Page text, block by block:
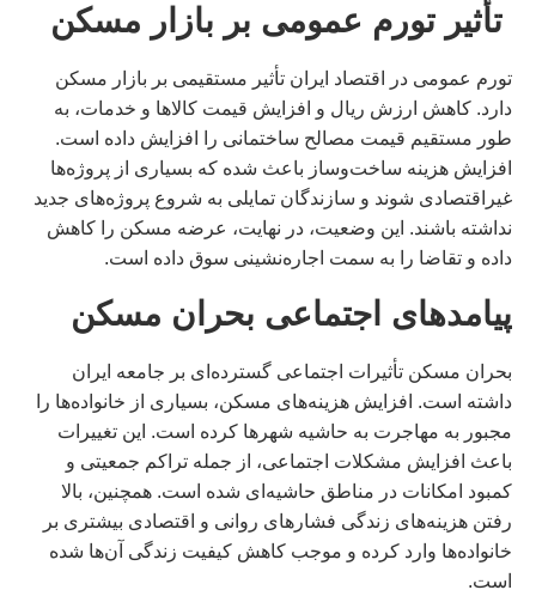
تأثیر تورم عمومی بر بازار مسکن
تورم عمومی در اقتصاد ایران تأثیر مستقیمی بر بازار مسکن
دارد. کاهش ارزش ریال و افزایش قیمت کالاها و خدمات، به
طور مستقیم قیمت مصالح ساختمانی را افزایش داده است.
افزایش هزینه ساخت‌وساز باعث شده که بسیاری از پروژه‌ها
غیراقتصادی شوند و سازندگان تمایلی به شروع پروژه‌های جدید
نداشته باشند. این وضعیت، در نهایت، عرضه مسکن را کاهش
داده و تقاضا را به سمت اجاره‌نشینی سوق داده است.
پیامدهای اجتماعی بحران مسکن
بحران مسکن تأثیرات اجتماعی گسترده‌ای بر جامعه ایران
داشته است. افزایش هزینه‌های مسکن، بسیاری از خانواده‌ها را
مجبور به مهاجرت به حاشیه شهرها کرده است. این تغییرات
باعث افزایش مشکلات اجتماعی، از جمله تراکم جمعیتی و
کمبود امکانات در مناطق حاشیه‌ای شده است. همچنین، بالا
رفتن هزینه‌های زندگی فشارهای روانی و اقتصادی بیشتری بر
خانواده‌ها وارد کرده و موجب کاهش کیفیت زندگی آن‌ها شده
است.